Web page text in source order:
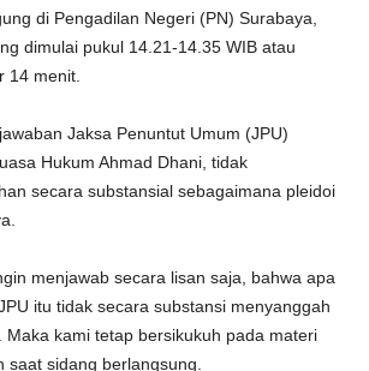
di Pengadilan Negeri (PN) Surabaya,
dimulai pukul 14.21-14.35 WIB atau
14 menit.
Jaksa Penuntut Umum (JPU)
Hukum Ahmad Dhani, tidak
secara substansial sebagaimana pleidoi
menjawab secara lisan saja, bahwa apa
itu tidak secara substansi menyanggah
Maka kami tetap bersikukuh pada materi
saat sidang berlangsung.